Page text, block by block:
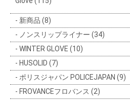
新商品 (8)
ノンスリップライナー (34)
WINTER GLOVE (10)
HUSOLID (7)
ポリスジャパン POLICEJAPAN (9)
FROVANCEフロバンス (2)